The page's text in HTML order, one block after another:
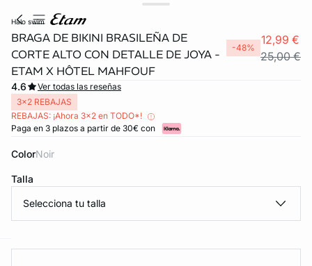
halo swim
BRAGA DE BIKINI BRASILEÑA DE
CORTE ALTO CON DETALLE DE JOYA -
ETAM X HÔTEL MAHFOUF
-48%
12,99 €
25,00 €
4.6
Ver todas las reseñas
3x2 REBAJAS
REBAJAS: ¡Ahora 3x2 en TODO*!
Paga en 3 plazos a partir de 30€ con
Color noir
Talla
Selecciona tu talla